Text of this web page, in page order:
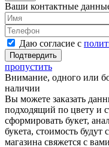
Ваши контактные
Даю согласие с
пропустить
Внимание, одного или
наличии
Вы можете заказать
подходящий по цвету и
сформировать букет,
букета, стоимость
магазина свяжется с